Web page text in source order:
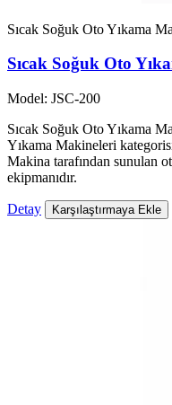
Sıcak Soğuk Oto Yıkama
Sıcak Soğuk Oto
Model: JSC-200
Sıcak Soğuk Oto Yıkama
Yıkama Makineleri
Makina tarafından sunulan
ekipmanıdır.
Detay Karşılaştırmaya Ekle